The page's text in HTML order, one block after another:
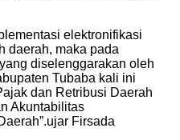
elektronifikasi
daerah, maka pada
diselenggarakan oleh
Tubaba kali ini
dan Retribusi Daerah
Akuntabilitas
Firsada